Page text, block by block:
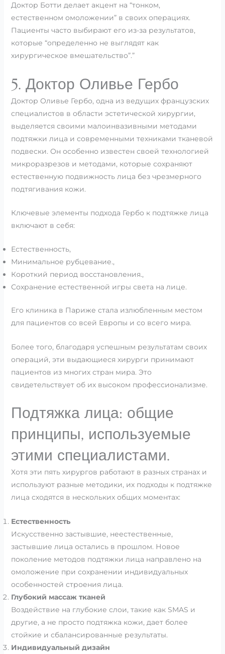
Доктор Ботти делает акцент на “тонком,
естественном омоложении” в своих операциях.
Пациенты часто выбирают его из-за результатов,
которые “определенно не выглядят как
хирургическое вмешательство”.”
5. Доктор Оливье Гербо
Доктор Оливье Гербо, одна из ведущих французских
специалистов в области эстетической хирургии,
выделяется своими малоинвазивными методами
подтяжки лица и современными техниками тканевой
подвески. Он особенно известен своей технологией
микроразрезов и методами, которые сохраняют
естественную подвижность лица без чрезмерного
подтягивания кожи.
Ключевые элементы подхода Гербо к подтяжке лица
включают в себя:
Естественность,
Минимальное рубцевание.,
Короткий период восстановления.,
Сохранение естественной игры света на лице.
Его клиника в Париже стала излюбленным местом
для пациентов со всей Европы и со всего мира.
Более того, благодаря успешным результатам своих
операций, эти выдающиеся хирурги принимают
пациентов из многих стран мира. Это
свидетельствует об их высоком профессионализме.
Подтяжка лица: общие
принципы, используемые
этими специалистами.
Хотя эти пять хирургов работают в разных странах и
используют разные методики, их подходы к подтяжке
лица сходятся в нескольких общих моментах:
Естественность
Искусственно застывшие, неестественные,
застывшие лица остались в прошлом. Новое
поколение методов подтяжки лица направлено на
омоложение при сохранении индивидуальных
особенностей строения лица.
Глубокий массаж тканей
Воздействие на глубокие слои, такие как SMAS и
другие, а не просто подтяжка кожи, дает более
стойкие и сбалансированные результаты.
Индивидуальный дизайн